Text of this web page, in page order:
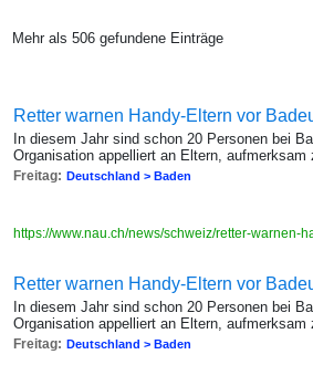
Mehr als 506 gefundene Einträge
Retter warnen Handy-Eltern vor
In diesem Jahr sind schon 20 Personen bei
Organisation appelliert an Eltern, aufmerksam
Freitag: Deutschland > Baden
https://www.nau.ch/news/schweiz/retter-
Retter warnen Handy-Eltern vor
In diesem Jahr sind schon 20 Personen bei
Organisation appelliert an Eltern, aufmerksam
Freitag: Deutschland > Baden